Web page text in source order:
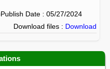
Publish Date : 05/27/2024
Download files : Download